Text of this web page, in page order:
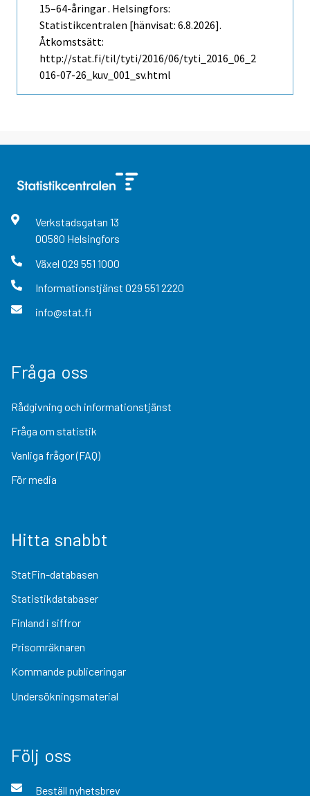
15–64-åringar . Helsingfors:
Statistikcentralen [hänvisat: 6.8.2026].
Åtkomstsätt:
http://stat.fi/til/tyti/2016/06/tyti_2016_06_2
016-07-26_kuv_001_sv.html
Verkstadsgatan 13
00580 Helsingfors
Växel 029 551 1000
Informationstjänst 029 551 2220
info@stat.fi
Fråga oss
Rådgivning och informationstjänst
Fråga om statistik
Vanliga frågor (FAQ)
För media
Hitta snabbt
StatFin-databasen
Statistikdatabaser
Finland i siffror
Prisomräknaren
Kommande publiceringar
Undersökningsmaterial
Följ oss
Beställ nyhetsbrev